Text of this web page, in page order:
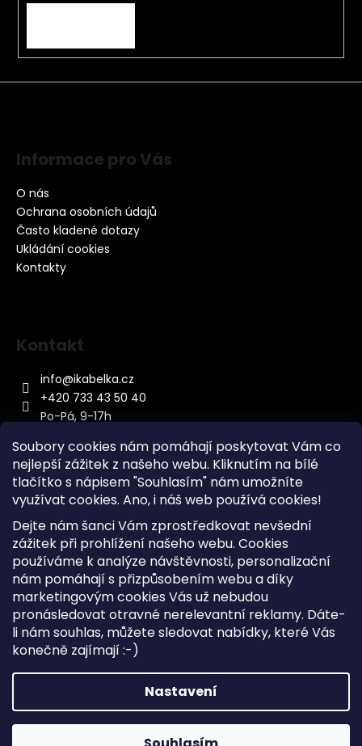
Soubory cookies nám pomáhají poskytovat Vám co
nejlepší zážitek z našeho webu. Kliknutím na bílé
tlačítko s nápisem "Souhlasím" nám umožníte
využívat cookies. Ano, i náš web používá cookies!
Dejte nám šanci Vám zprostředkovat nevšední
zážitek při prohlížení našeho webu. Cookies
používáme k analýze návštěvnosti, personalizační
nám pomáhají s přizpůsobením webu a díky
marketingovým cookies Vás už nebudou
pronásledovat otravné nerelevantní reklamy. Dáte-
li nám souhlas, můžete sledovat nabídky, které Vás
konečně zajímají :-)
Nastavení
Informace pro Vás
O nás
Ochrana osobních údajů
Často kladené dotazy
Ukládání cookies
Kontakty
Kontakt
info@ikabelka.cz
+420 733 43 50 40
Po-Pá, 9-17h
Kontakt
Sitemap
Doprava a Platba
Reklamace Zboží
Obchodní podmínky
iKabelka.cz. Všechna práva vyhrazena.
Upravit nastavení cookies